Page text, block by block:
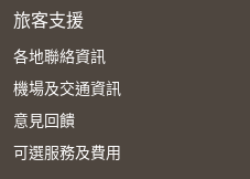
旅客支援
各地聯絡資訊
機場及交通資訊
意見回饋
可選服務及費用